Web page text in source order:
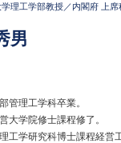
理工学部教授／内閣府 上
男
管理工学科卒業。
大学院修士課程修了。
工学研究科博士課程経営